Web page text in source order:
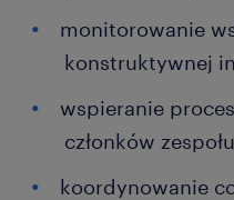
monitorowanie
konstruktywnej
wspieranie
członków
koordynowanie